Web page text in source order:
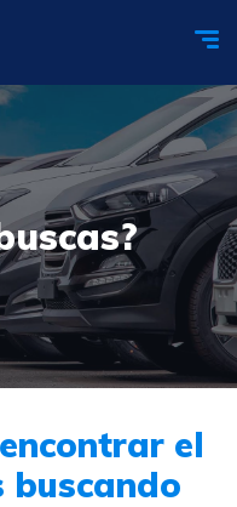
el
buscando